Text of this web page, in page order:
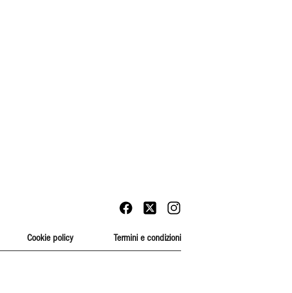
Cookie policy Termini e condizioni